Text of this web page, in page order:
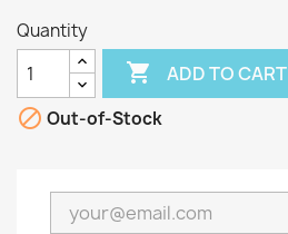
Quantity
 ADD TO CART
 Out-of-Stock